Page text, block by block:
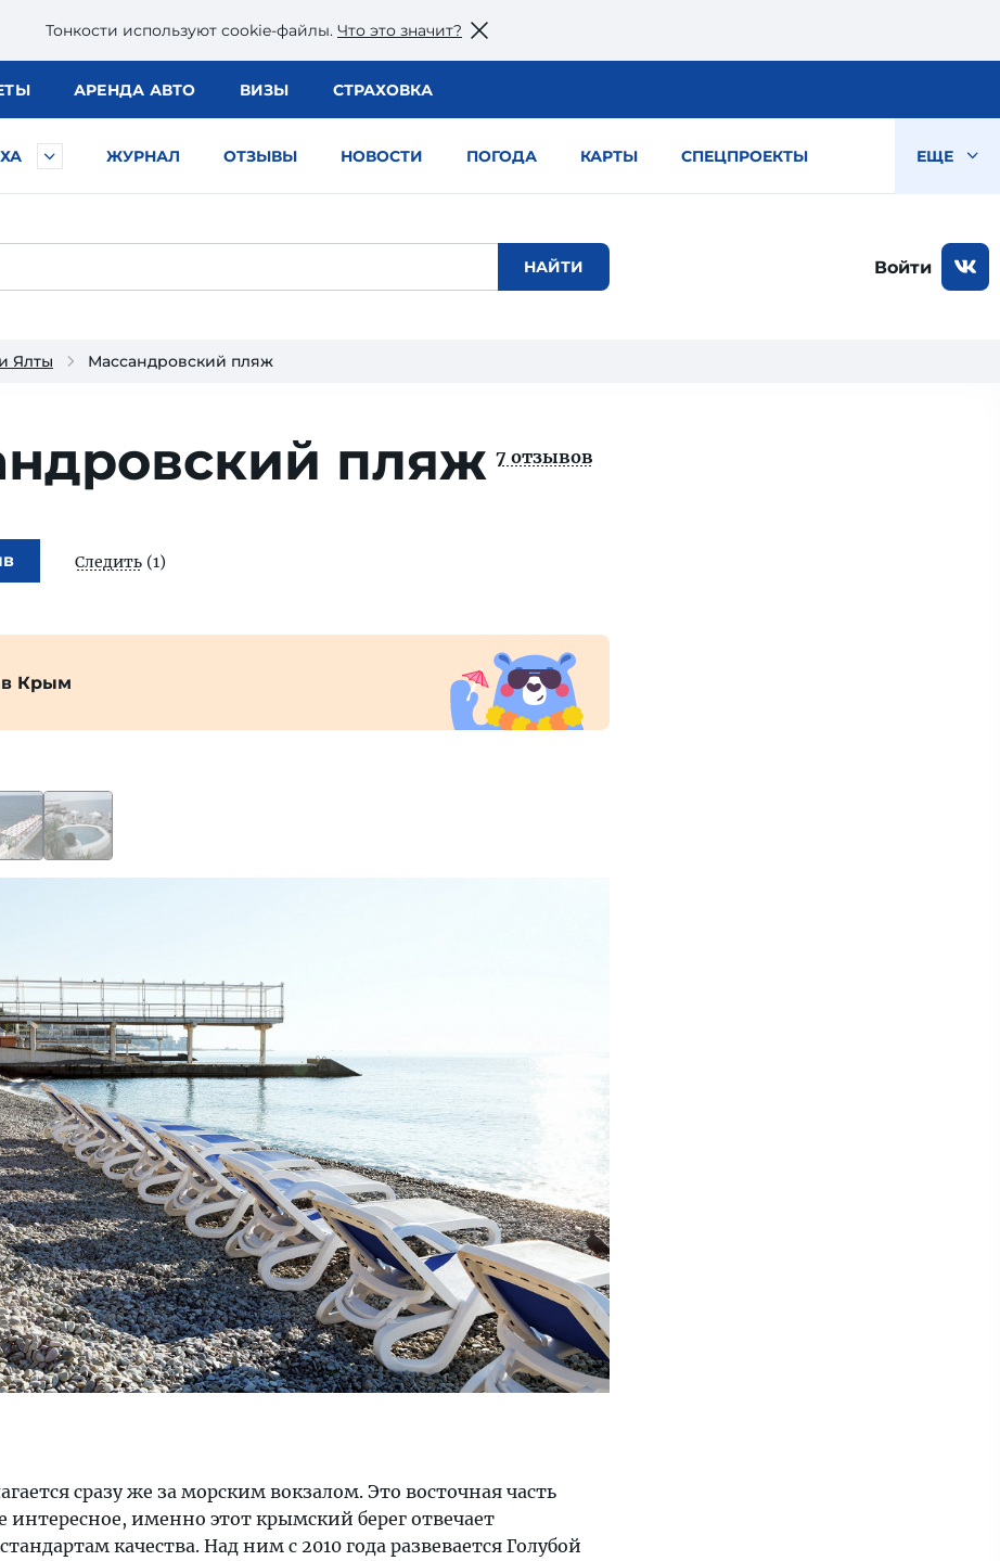
Тонкости используют сookie-файлы. Что это значит?
АРЕНДА АВТО ВИЗЫ СТРАХОВКА
ЖУРНАЛ ОТЗЫВЫ НОВОСТИ ПОГОДА КАРТЫ СПЕЦПРОЕКТЫ ЕЩЕ
Войти
Ялты Массандровский пляж
пляж 7 отзывов
Следить (1)
в Крым
сразу же за морским вокзалом. Это восточная часть
интересное, именно этот крымский берег отвечает
качества. Над ним с 2010 года развевается Голубой